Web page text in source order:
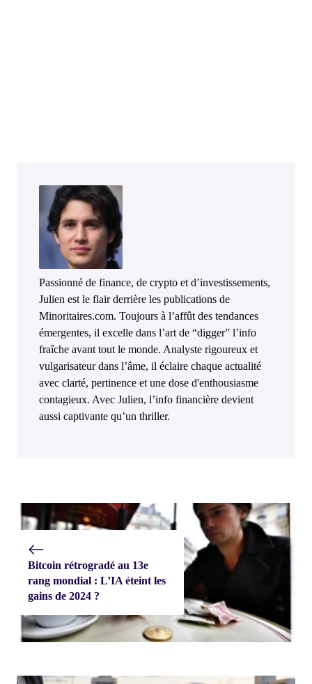
Passionné de finance, de crypto et d’investissements,
Julien est le flair derrière les publications de
Minoritaires.com. Toujours à l’affût des tendances
émergentes, il excelle dans l’art de “digger” l’info
fraîche avant tout le monde. Analyste rigoureux et
vulgarisateur dans l’âme, il éclaire chaque actualité
avec clarté, pertinence et une dose d'enthousiasme
contagieux. Avec Julien, l’info financière devient
aussi captivante qu’un thriller.
Bitcoin rétrogradé au 13e
rang mondial : L’IA éteint les
gains de 2024 ?